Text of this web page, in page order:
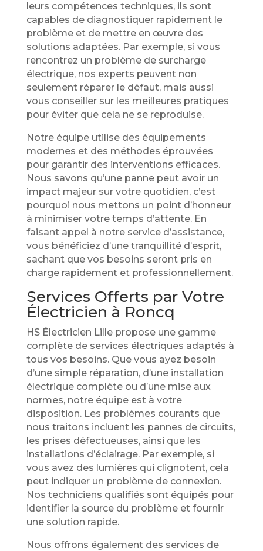
leurs compétences techniques, ils sont
capables de diagnostiquer rapidement le
problème et de mettre en œuvre des
solutions adaptées. Par exemple, si vous
rencontrez un problème de surcharge
électrique, nos experts peuvent non
seulement réparer le défaut, mais aussi
vous conseiller sur les meilleures pratiques
pour éviter que cela ne se reproduise.
Notre équipe utilise des équipements
modernes et des méthodes éprouvées
pour garantir des interventions efficaces.
Nous savons qu’une panne peut avoir un
impact majeur sur votre quotidien, c’est
pourquoi nous mettons un point d’honneur
à minimiser votre temps d’attente. En
faisant appel à notre service d’assistance,
vous bénéficiez d’une tranquillité d’esprit,
sachant que vos besoins seront pris en
charge rapidement et professionnellement.
Services Offerts par Votre
Électricien à Roncq
HS Électricien Lille propose une gamme
complète de services électriques adaptés à
tous vos besoins. Que vous ayez besoin
d’une simple réparation, d’une installation
électrique complète ou d’une mise aux
normes, notre équipe est à votre
disposition. Les problèmes courants que
nous traitons incluent les pannes de circuits,
les prises défectueuses, ainsi que les
installations d’éclairage. Par exemple, si
vous avez des lumières qui clignotent, cela
peut indiquer un problème de connexion.
Nos techniciens qualifiés sont équipés pour
identifier la source du problème et fournir
une solution rapide.
Nous offrons également des services de